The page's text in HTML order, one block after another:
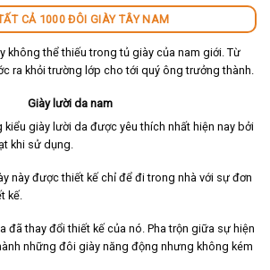
CẢ 1000 ĐÔI GIÀY TÂY NAM
không thể thiếu trong tủ giày của nam giới. Từ
ra khỏi trường lớp cho tới quý ông trưởng thành.
Giày lười da nam
giày lười da được yêu thích nhất hiện nay bởi
khi sử dụng.
này được thiết kế chỉ để đi trong nhà với sự đơn
kế.
đã thay đổi thiết kế của nó. Pha trộn giữa sự hiện
những đôi giày năng động nhưng không kém